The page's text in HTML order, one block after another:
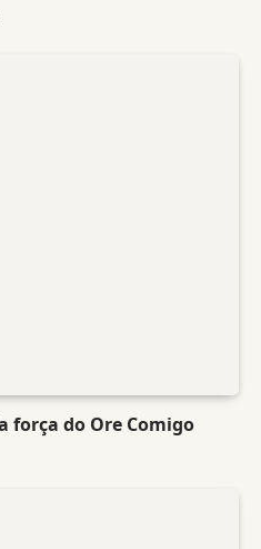
força do Ore Comigo